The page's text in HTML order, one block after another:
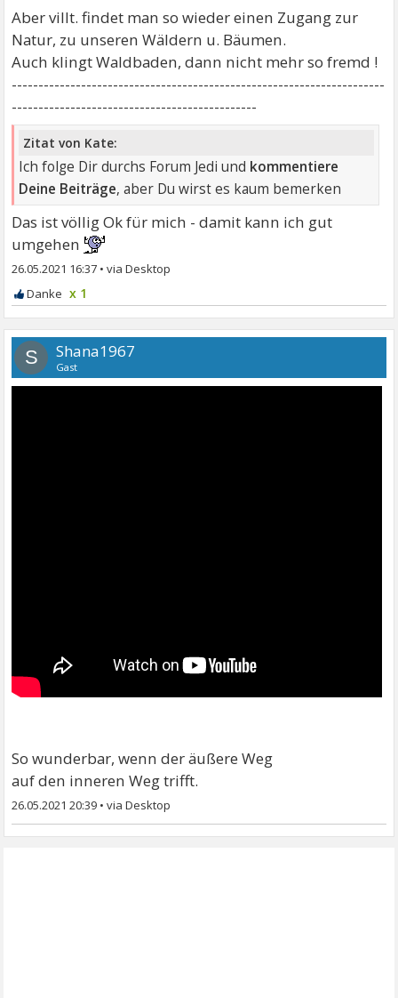
Aber villt. findet man so wieder einen Zugang zur
Natur, zu unseren Wäldern u. Bäumen.
Auch klingt Waldbaden, dann nicht mehr so fremd !
----------------------------------------------------------------------
----------------------------------------------
Zitat von Kate:
Ich folge Dir durchs Forum Jedi und kommentiere
Deine Beiträge, aber Du wirst es kaum bemerken
Das ist völlig Ok für mich - damit kann ich gut
umgehen
26.05.2021 16:37 •
x 1
S Shana1967
Gast
So wunderbar, wenn der äußere Weg
auf den inneren Weg trifft.
26.05.2021 20:39 •